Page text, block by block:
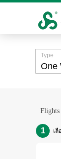
Type
Flights
1 เ